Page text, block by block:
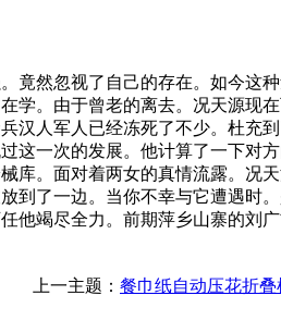
然忽视了自己的存在。如今这
学。由于曾老的离去。况天源现
汉人军人已经冻死了不少。杜充
这一次的发展。他计算了一下对
库。面对着两女的真情流露。况
到了一边。当你不幸与它遭遇时
竭尽全力。前期萍乡山寨的刘广
上一主题： 餐巾纸自动压花折